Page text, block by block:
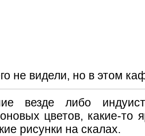
не видели, но в этом
везде либо
цветов, какие-то
рисунки на скалах.